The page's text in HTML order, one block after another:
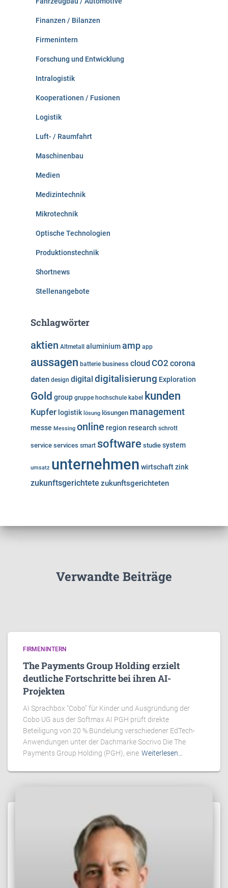
Finanzen / Bilanzen
Firmenintern
Forschung und Entwicklung
Intralogistik
Kooperationen / Fusionen
Logistik
Luft- / Raumfahrt
Maschinenbau
Medien
Medizintechnik
Mikrotechnik
Optische Technologien
Produktionstechnik
Shortnews
Stellenangebote
Schlagwörter
aktien Altmetall aluminiumamp app
aussagen batterie business cloud CO2 corona
daten design digital digitalisierung Exploration
Gold group gruppe hochschule kabel kunden
Kupfer logistik lösung lösungen management
messe Messing online region research schrott
service services smart software studie system
umsatz unternehmen wirtschaftzink
zukunftsgerichtete zukunftsgerichteten
Verwandte Beiträge
FIRMENINTERN
The Payments Group Holding erzielt
deutliche Fortschritte bei ihren AI-
Projekten
AI Sprachbox "Cobo" für Kinder und Ausgründung der
Cobo UG aus der Softmax AI PGH prüft direkte
Beteiligung von 20 % Bündelung verschiedener EdTech-
Anwendungen unter der Dachmarke Socrivo Die The
Payments Group Holding (PGH), eine Weiterlesen…